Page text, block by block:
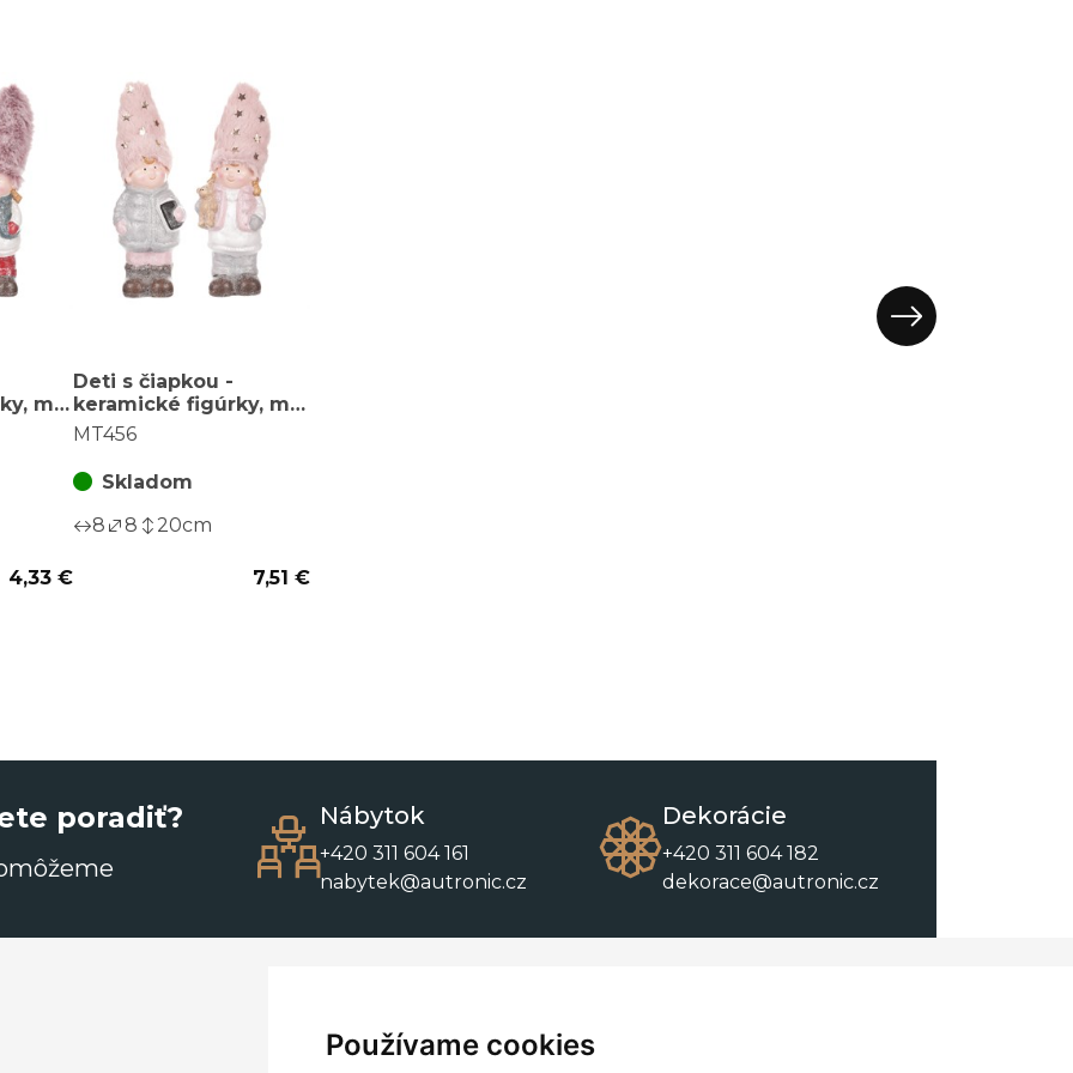
Používame cookies
mix
4,33 €
Deti s čiapkou -
keramické figúrky, mix
2, cena za 1 ks
MT456
Skladom
8
8 20cm
7,51 €
poradiť? Nábytok
+420 311 604 161
nabytek@autronic.cz
Dekorácie
+420 311 604 182
dekorace@autronic.cz
Kontakty